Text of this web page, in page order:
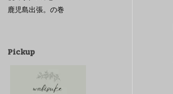
鹿児島出張。の巻
Pickup